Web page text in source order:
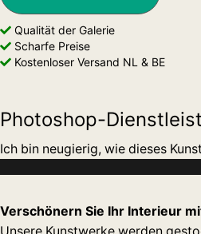
Qualität der Galerie
Scharfe Preise
Kostenloser Versand NL & BE
Photoshop-
Ich bin neugierig, wie dieses
Verschönern Sie Ihr Interieur
Unsere Kunstwerke werden